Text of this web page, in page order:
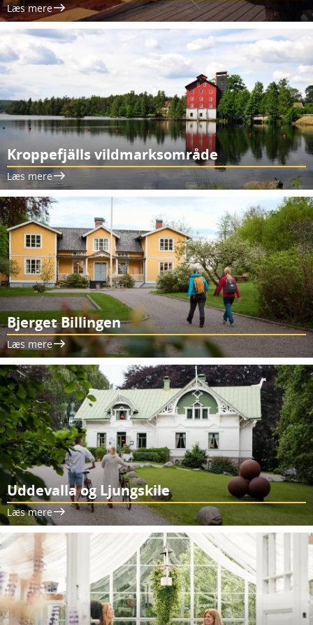
Læs mere
Kroppefjälls vildmarksområde
Læs mere
Bjerget Billingen
Læs mere
Uddevalla og Ljungskile
Læs mere